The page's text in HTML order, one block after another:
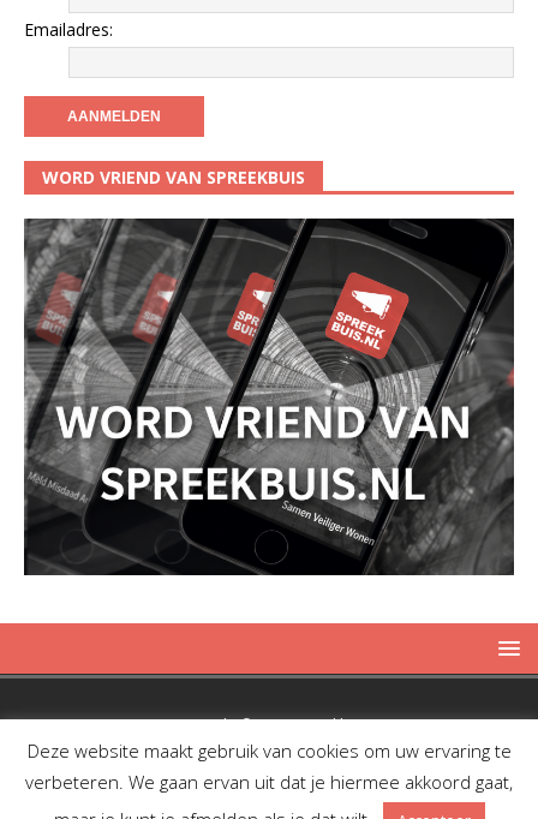
Emailadres:
WORD VRIEND VAN SPREEKBUIS
Copyright © 2019 Spreekbuis
Deze website maakt gebruik van cookies om uw ervaring te
verbeteren. We gaan ervan uit dat je hiermee akkoord gaat,